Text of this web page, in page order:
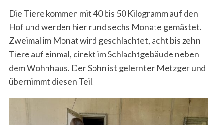
Die Tiere kommen mit 40 bis 50 Kilogramm auf den
Hof und werden hier rund sechs Monate gemästet.
Zweimal im Monat wird geschlachtet, acht bis zehn
Tiere auf einmal, direkt im Schlachtgebäude neben
dem Wohnhaus. Der Sohn ist gelernter Metzger und
übernimmt diesen Teil.